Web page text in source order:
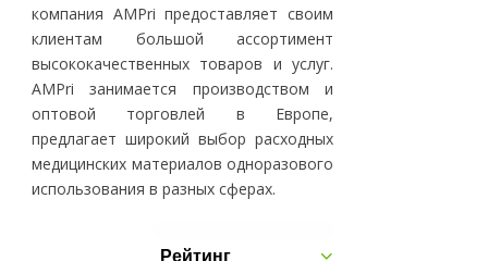
компания AMPri предоставляет своим
клиентам большой ассортимент
высококачественных товаров и услуг.
AMPri занимается производством и
оптовой торговлей в Европе,
предлагает широкий выбор расходных
медицинских материалов одноразового
использования в разных сферах.
Рейтинг